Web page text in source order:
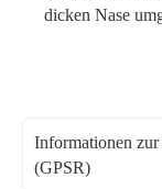
dicken Nase
Informationen
(GPSR)